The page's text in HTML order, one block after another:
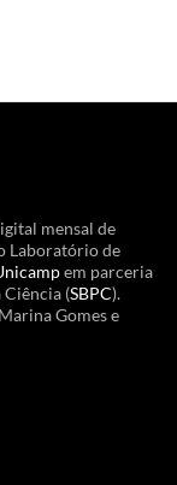
mensal de
Laboratório de
em parceria
Ciência (SBPC).
Gomes e